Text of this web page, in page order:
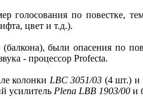
голосования по повестке,
цвет и т.д.).
были опасения по
- процессор Profecta.
колонки LBC 3051/03 (4 шт.) и
усилитель Plena LBB 1903/00 и